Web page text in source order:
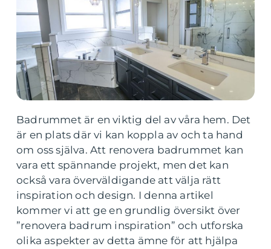
Badrummet är en viktig del av våra hem. Det
är en plats där vi kan koppla av och ta hand
om oss själva. Att renovera badrummet kan
vara ett spännande projekt, men det kan
också vara överväldigande att välja rätt
inspiration och design. I denna artikel
kommer vi att ge en grundlig översikt över
”renovera badrum inspiration” och utforska
olika aspekter av detta ämne för att hjälpa